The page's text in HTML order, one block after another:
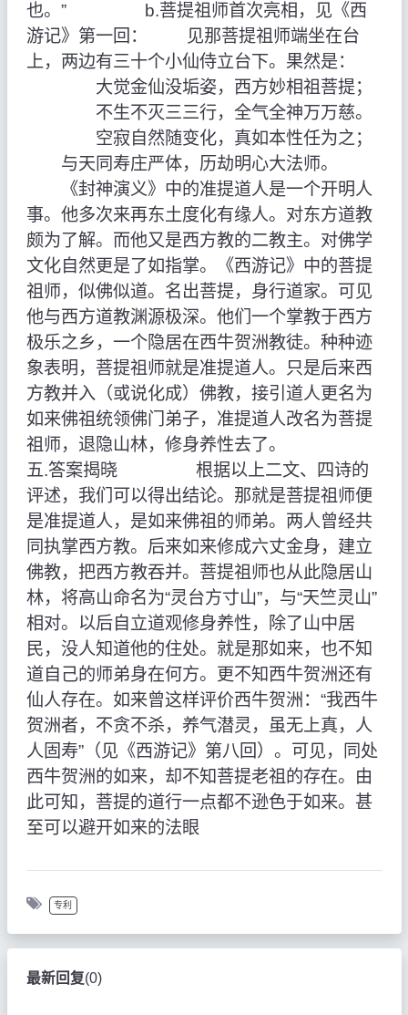
也。” b.菩提祖师首次亮相，见《西
游记》第一回： 见那菩提祖师端坐在台
上，两边有三十个小仙侍立台下。果然是：
大觉金仙没垢姿，西方妙相祖菩提；
不生不灭三三行，全气全神万万慈。
空寂自然随变化，真如本性任为之；
与天同寿庄严体，历劫明心大法师。
《封神演义》中的准提道人是一个开明人
事。他多次来再东土度化有缘人。对东方道教
颇为了解。而他又是西方教的二教主。对佛学
文化自然更是了如指掌。《西游记》中的菩提
祖师，似佛似道。名出菩提，身行道家。可见
他与西方道教渊源极深。他们一个掌教于西方
极乐之乡，一个隐居在西牛贺洲教徒。种种迹
象表明，菩提祖师就是准提道人。只是后来西
方教并入（或说化成）佛教，接引道人更名为
如来佛祖统领佛门弟子，准提道人改名为菩提
祖师，退隐山林，修身养性去了。
五.答案揭晓 根据以上二文、四诗的
评述，我们可以得出结论。那就是菩提祖师便
是准提道人，是如来佛祖的师弟。两人曾经共
同执掌西方教。后来如来修成六丈金身，建立
佛教，把西方教吞并。菩提祖师也从此隐居山
林，将高山命名为“灵台方寸山”，与“天竺灵山”
相对。以后自立道观修身养性，除了山中居
民，没人知道他的住处。就是那如来，也不知
道自己的师弟身在何方。更不知西牛贺洲还有
仙人存在。如来曾这样评价西牛贺洲：“我西牛
贺洲者，不贪不杀，养气潜灵，虽无上真，人
人固寿”（见《西游记》第八回）。可见，同处
西牛贺洲的如来，却不知菩提老祖的存在。由
此可知，菩提的道行一点都不逊色于如来。甚
至可以避开如来的法眼
专利
最新回复(0)